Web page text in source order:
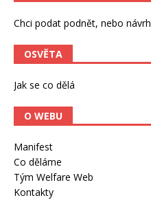
Chci podat podnět, nebo návrh
OSVĚTA
Jak se co dělá
O WEBU
Manifest
Co děláme
Tým Welfare Web
Kontakty